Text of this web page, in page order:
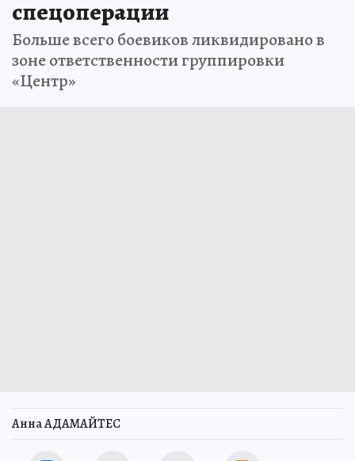
спецоперации
Больше всего боевиков ликвидировано в
зоне ответственности группировки
«Центр»
Анна АДАМАЙТЕС